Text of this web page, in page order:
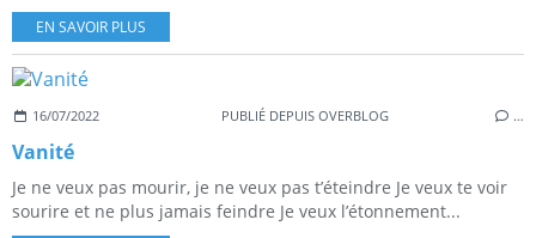
EN SAVOIR PLUS
16/07/2022 PUBLIÉ DEPUIS OVERBLOG …
Vanité
Je ne veux pas mourir, je ne veux pas t’éteindre Je veux te voir
sourire et ne plus jamais feindre Je veux l’étonnement...